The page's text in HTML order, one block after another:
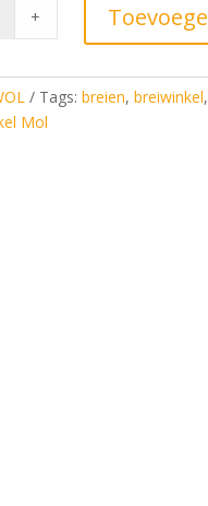
+
Tags: breien, breiwinkel,
Mol